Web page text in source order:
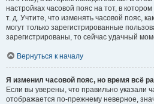
настройках часовой пояс на тот, в
т. д. Учтите, что изменять часовой пояс,
могут только зарегистрированные
зарегистрированы, то сейчас удачный
Вернуться к началу
Я изменил часовой пояс, но время всё
Если вы уверены, что правильно указали
отображается по-прежнему неверное,